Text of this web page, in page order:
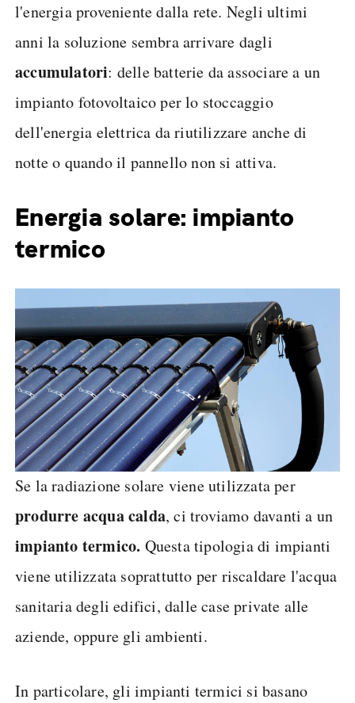
l'energia proveniente dalla rete. Negli ultimi
anni la soluzione sembra arrivare dagli
accumulatori: delle batterie da associare a un
impianto fotovoltaico per lo stoccaggio
dell'energia elettrica da riutilizzare anche di
notte o quando il pannello non si attiva.
Energia solare: impianto
termico
Se la radiazione solare viene utilizzata per
produrre acqua calda, ci troviamo davanti a un
impianto termico. Questa tipologia di impianti
viene utilizzata soprattutto per riscaldare l'acqua
sanitaria degli edifici, dalle case private alle
aziende, oppure gli ambienti.
In particolare, gli impianti termici si basano